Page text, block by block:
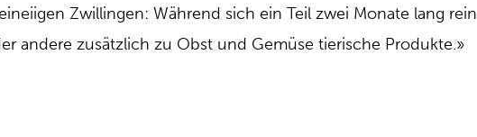
Zwillingen: Während sich ein Teil zwei Monate lang rein
andere zusätzlich zu Obst und Gemüse tierische Produkte.»